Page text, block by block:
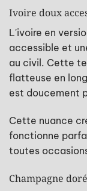
Ivoire doux
L'ivoire en
accessible et
au civil. Cette
flatteuse en
est doucement
Cette nuance
fonctionne
toutes
Champagne